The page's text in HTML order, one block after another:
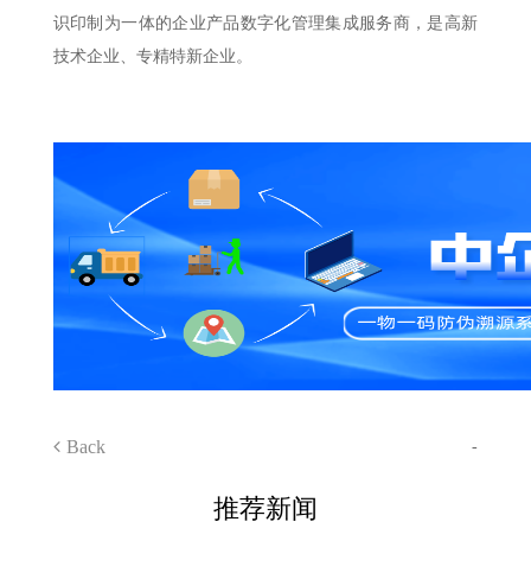
识印制为一体的企业产品数字化管理集成服务商，是高新
技术企业、专精特新企业。
Back -
推荐新闻